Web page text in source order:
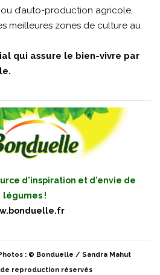
d’auto-production agricole,
meilleures zones de culture au
qui assure le bien-vivre par
d'inspiration et d'envie de
légumes !
: © Bonduelle / Sandra Mahut
reproduction réservés